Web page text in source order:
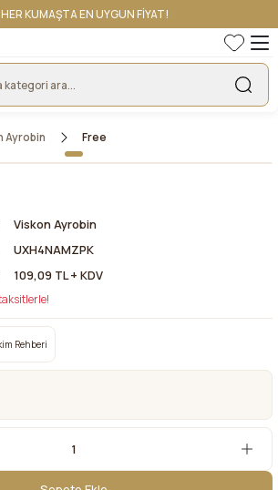
HER KUMAŞTA EN UYGUN FİYAT!
Ayrobin Free
Viskon Ayrobin
UXH4NAMZPK
109,09 TL + KDV
Rehberi